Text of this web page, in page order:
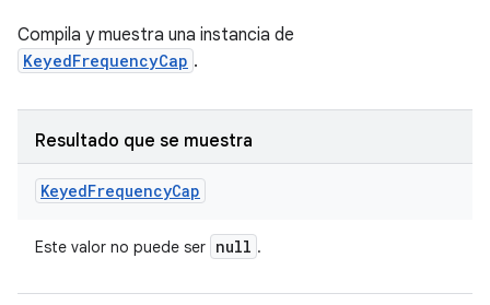
Compila y muestra una instancia de
KeyedFrequencyCap .
Resultado que se muestra
KeyedFrequencyCap
Este valor no puede ser null .